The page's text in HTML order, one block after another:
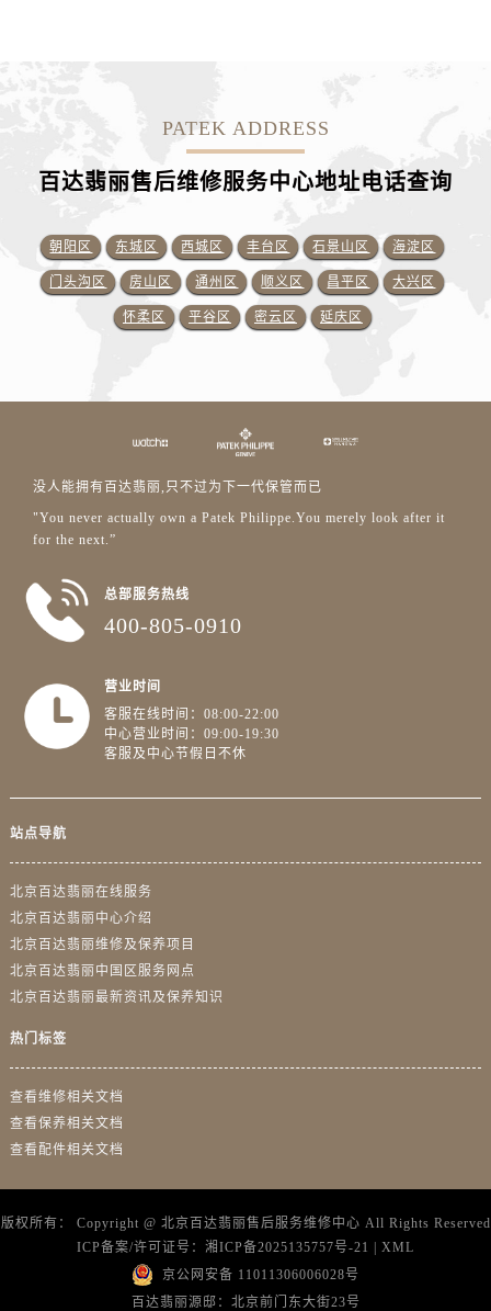
PATEK ADDRESS
百达翡丽售后维修服务中心地址电话查询
朝阳区 东城区 西城区 丰台区 石景山区 海淀区
门头沟区 房山区 通州区 顺义区 昌平区 大兴区
怀柔区 平谷区 密云区 延庆区
没人能拥有百达翡丽,只不过为下一代保管而已
"You never actually own a Patek Philippe.You merely look after it
for the next.”
总部服务热线
400-805-0910
营业时间
客服在线时间：08:00-22:00
中心营业时间：09:00-19:30
客服及中心节假日不休
站点导航
北京百达翡丽在线服务
北京百达翡丽中心介绍
北京百达翡丽维修及保养项目
北京百达翡丽中国区服务网点
北京百达翡丽最新资讯及保养知识
热门标签
查看维修相关文档
查看保养相关文档
查看配件相关文档
版权所有： Copyright @ 北京百达翡丽售后服务维修中心 All Rights Reserved
ICP备案/许可证号： 湘ICP备2025135757号-21
XML
京公网安备 11011306006028号
百达翡丽源邸：北京前门东大街23号